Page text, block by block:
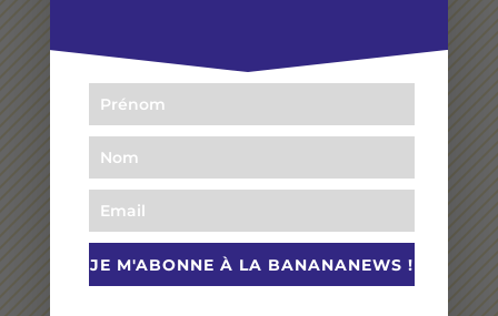
« Merci Andrea pour ces cours de yoga fabuleux qui
nous font tant de bien ! Ton professionnalisme, ta
joie de vivre et ton expérience font de tes cours un
moment unique dont on ne peut plus se passer. »
JE M'ABONNE À LA BANANANEWS !